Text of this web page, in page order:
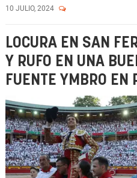
10 JULIO, 2024
LOCURA EN SAN
Y RUFO EN UNA
FUENTE YMBRO EN